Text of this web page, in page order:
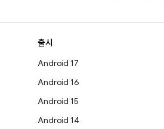
출시
Android 17
Android 16
Android 15
Android 14